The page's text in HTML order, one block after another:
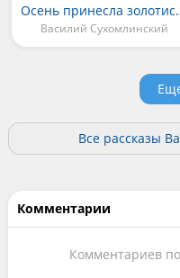
Осень
Василий Сухомлинский
Все рассказы
Комментарии
Комментариев